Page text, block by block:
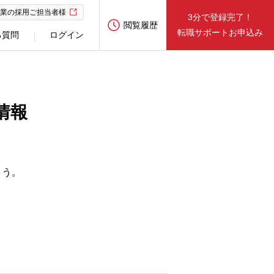
の採用ご担当者様
問 ログイン
閲覧履歴
3分で登録完了！
転職サポートお申込み
報
。